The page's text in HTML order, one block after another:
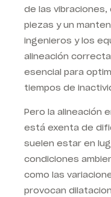
de las
piezas y un
ingenieros y los
alineación
esencial para
tiempos de
Pero la alineación
está exenta de
suelen estar en
condiciones
como las
provocan